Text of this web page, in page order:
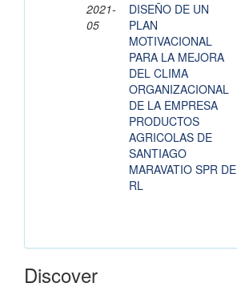
2021-
05
DISEÑO DE UN
PLAN
MOTIVACIONAL
PARA LA MEJORA
DEL CLIMA
ORGANIZACIONAL
DE LA EMPRESA
PRODUCTOS
AGRICOLAS DE
SANTIAGO
MARAVATIO SPR DE
RL
Discover